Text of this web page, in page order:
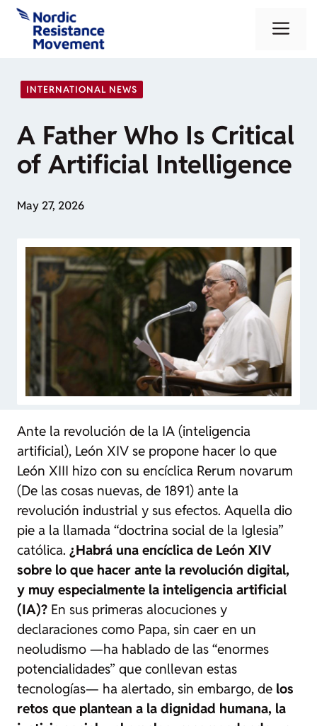
Skip
content
INTERNATIONAL NEWS
A Father Who Is Critical
of Artificial Intelligence
May 27, 2026
Ante la revolución de la IA (inteligencia
artificial), León XIV se propone hacer lo que
León XIII hizo con su encíclica Rerum novarum
(De las cosas nuevas, de 1891) ante la
revolución industrial y sus efectos. Aquella dio
pie a la llamada “doctrina social de la Iglesia”
católica. ¿Habrá una encíclica de León XIV
sobre lo que hacer ante la revolución digital,
y muy especialmente la inteligencia artificial
(IA)? En sus primeras alocuciones y
declaraciones como Papa, sin caer en un
neoludismo —ha hablado de las “enormes
potencialidades” que conllevan estas
tecnologías— ha alertado, sin embargo, de los
retos que plantean a la dignidad humana, la